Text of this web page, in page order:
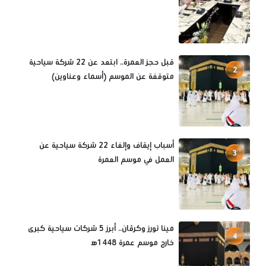
2
قبل حجز العمرة.. ابتعد عن 22 شركة سياحية
متوقفة عن الموسم (أسماء وعناوين)
3
أسباب إيقاف وإلغاء 22 شركة سياحية عن
العمل في موسم العمرة
4
مينا تورز وكرڤان.. أبرز 5 شركات سياحية كبرى
خارج موسم عمرة 1448ه‍